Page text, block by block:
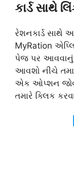
કાર્ડ સાથે
રેશનકાર્ડ સાથે
MyRation
પેજ પર આવવાનું
આવશો નીચે
એક ઓપ્શન
તમારે ક્લિક